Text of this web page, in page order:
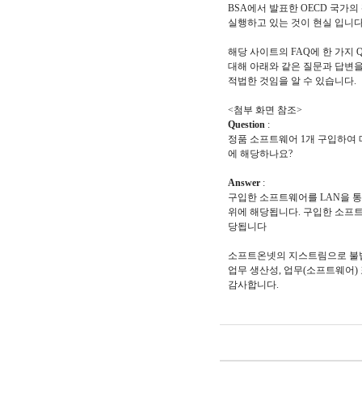
BSA에서 발표한 OECD 국가
실행하고 있는 것이 현실 입니
해당 사이트의 FAQ에 한 가지
대해 아래와 같은 질문과 답변
적법한 것임을 알 수 있습니다.
<첨부 화면 참조>
Question :
정품 소프트웨어 1개 구입하
에 해당하나요?
Answer :
구입한 소프트웨어를 LAN을
위에 해당됩니다. 구입한 소프
당됩니다
소프트온넷의 지스트림으로
업무 생산성, 업무(소프트웨어)
감사합니다.